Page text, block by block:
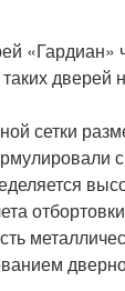
«Гардиан»
дверей
сетки